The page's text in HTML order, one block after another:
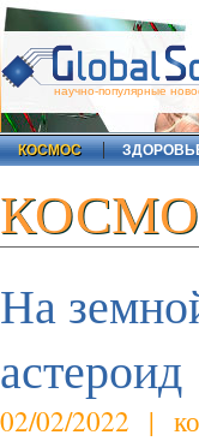
научно-популярные
КОСМОС
На
астероид
02/02/2022 |